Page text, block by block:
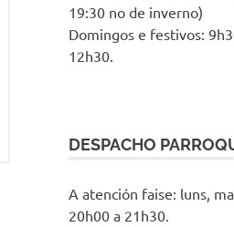
19:30 no de inverno)
Domingos e festivos:
12h30.
DESPACHO
A atención faise: luns,
20h00 a 21h30.